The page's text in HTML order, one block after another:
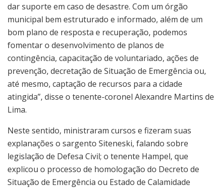
dar suporte em caso de desastre. Com um órgão
municipal bem estruturado e informado, além de um
bom plano de resposta e recuperação, podemos
fomentar o desenvolvimento de planos de
contingência, capacitação de voluntariado, ações de
prevenção, decretação de Situação de Emergência ou,
até mesmo, captação de recursos para a cidade
atingida”, disse o tenente-coronel Alexandre Martins de
Lima.
Neste sentido, ministraram cursos e fizeram suas
explanações o sargento Siteneski, falando sobre
legislação de Defesa Civil; o tenente Hampel, que
explicou o processo de homologação do Decreto de
Situação de Emergência ou Estado de Calamidade